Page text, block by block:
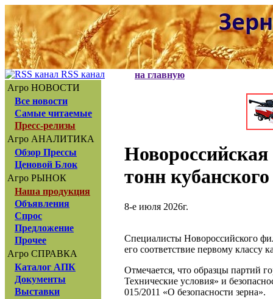
RSS канал
Агро НОВОСТИ
Все новости
Самые читаемые
Пресс-релизы
Агро АНАЛИТИКА
Обзор Прессы
Ценовой Блок
Агро РЫНОК
Наша продукция
Объявления
Спрос
Предложение
Прочее
Агро СПРАВКА
Каталог АПК
Документы
Выставки
на главную
Новороссийская
тонн
8-е июля 2026г.
Специалисты Новороссийского
его соответствие первому классу
Отмечается, что образцы партий
Технические условия» и
015/2011 «О безопасности зерна».